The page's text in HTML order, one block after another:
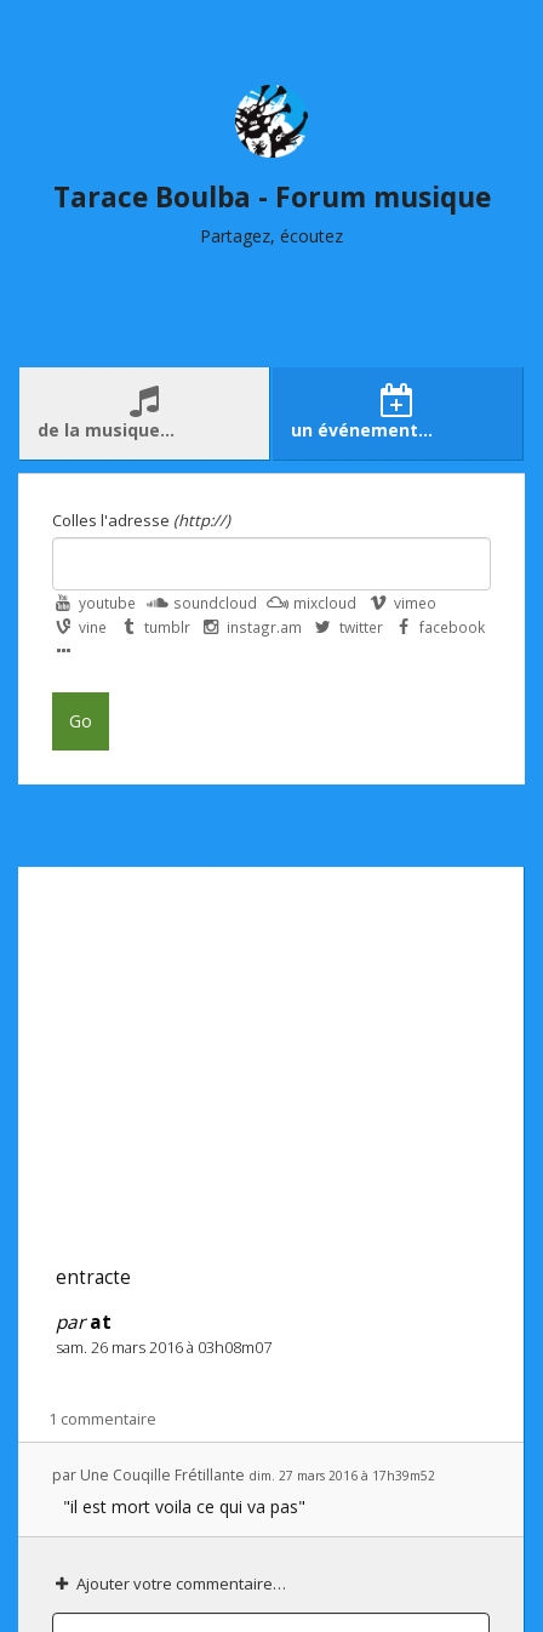
Tarace Boulba - Forum musique
Partagez, écoutez
de la musique… un événement…
Colles l'adresse (http://)
youtube soundcloud mixcloud
vimeo
vine
tumblr instagr.am twitter facebook
Go
entracte
parat
sam. 26 mars 2016 à 03h08m07
1 commentaire
par Une Couqille Frétillante dim. 27 mars 2016 à 17h39m52
"il est mort voila ce qui va pas"
Ajouter votre commentaire…